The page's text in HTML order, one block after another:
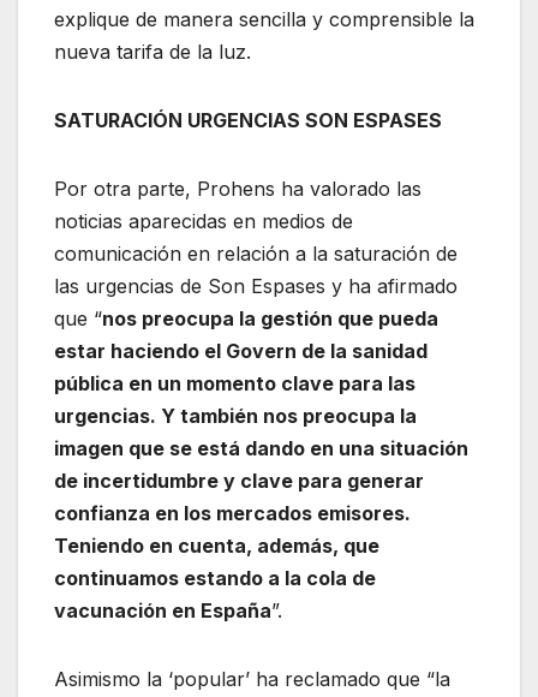
explique de manera sencilla y comprensible la
nueva tarifa de la luz.
SATURACIÓN URGENCIAS SON ESPASES
Por otra parte, Prohens ha valorado las
noticias aparecidas en medios de
comunicación en relación a la saturación de
las urgencias de Son Espases y ha afirmado
que “nos preocupa la gestión que pueda
estar haciendo el Govern de la sanidad
pública en un momento clave para las
urgencias. Y también nos preocupa la
imagen que se está dando en una situación
de incertidumbre y clave para generar
confianza en los mercados emisores.
Teniendo en cuenta, además, que
continuamos estando a la cola de
vacunación en España”.
Asimismo la ‘popular’ ha reclamado que “la